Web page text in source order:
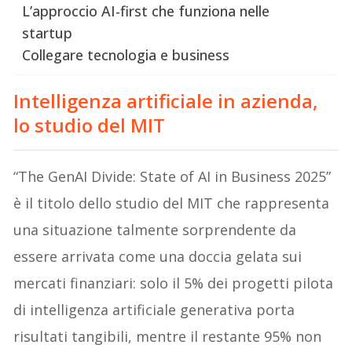
L’approccio AI-first che funziona nelle
startup
Collegare tecnologia e business
Intelligenza artificiale in azienda,
lo studio del MIT
“The GenAI Divide: State of AI in Business 2025”
è il titolo dello studio del MIT che rappresenta
una situazione talmente sorprendente da
essere arrivata come una doccia gelata sui
mercati finanziari: solo il 5% dei progetti pilota
di intelligenza artificiale generativa porta
risultati tangibili, mentre il restante 95% non